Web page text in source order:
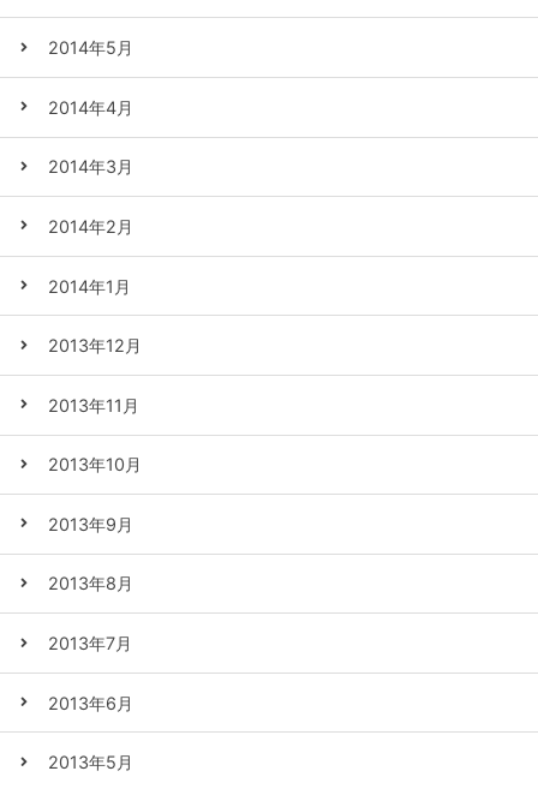
2014年5月
2014年4月
2014年3月
2014年2月
2014年1月
2013年12月
2013年11月
2013年10月
2013年9月
2013年8月
2013年7月
2013年6月
2013年5月